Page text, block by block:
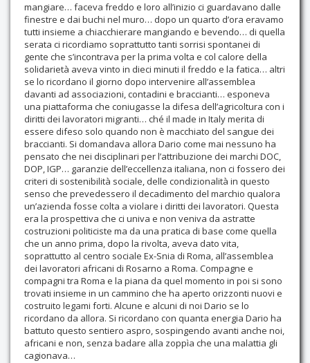
mangiare… faceva freddo e loro all’inizio ci guardavano dalle
finestre e dai buchi nel muro… dopo un quarto d’ora eravamo
tutti insieme a chiacchierare mangiando e bevendo… di quella
serata ci ricordiamo soprattutto tanti sorrisi spontanei di
gente che s’incontrava per la prima volta e col calore della
solidarietà aveva vinto in dieci minuti il freddo e la fatica… altri
se lo ricordano il giorno dopo intervenire all’assemblea
davanti ad associazioni, contadini e braccianti… esponeva
una piattaforma che coniugasse la difesa dell’agricoltura con i
diritti dei lavoratori migranti… ché il made in Italy merita di
essere difeso solo quando non è macchiato del sangue dei
braccianti. Si domandava allora Dario come mai nessuno ha
pensato che nei disciplinari per l’attribuzione dei marchi DOC,
DOP, IGP… garanzie dell’eccellenza italiana, non ci fossero dei
criteri di sostenibilità sociale, delle condizionalità in questo
senso che prevedessero il decadimento del marchio qualora
un’azienda fosse colta a violare i diritti dei lavoratori. Questa
era la prospettiva che ci univa e non veniva da astratte
costruzioni politiciste ma da una pratica di base come quella
che un anno prima, dopo la rivolta, aveva dato vita,
soprattutto al centro sociale Ex-Snia di Roma, all’assemblea
dei lavoratori africani di Rosarno a Roma. Compagne e
compagni tra Roma e la piana da quel momento in poi si sono
trovati insieme in un cammino che ha aperto orizzonti nuovi e
costruito legami forti. Alcune e alcuni di noi Dario se lo
ricordano da allora. Si ricordano con quanta energia Dario ha
battuto questo sentiero aspro, sospingendo avanti anche noi,
africani e non, senza badare alla zoppìa che una malattia gli
cagionava…